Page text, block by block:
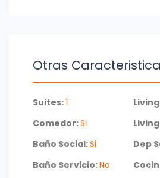
Otras
Suites:1
Comedor:Si
Baño Social:Si Dep
Baño Servicio:No